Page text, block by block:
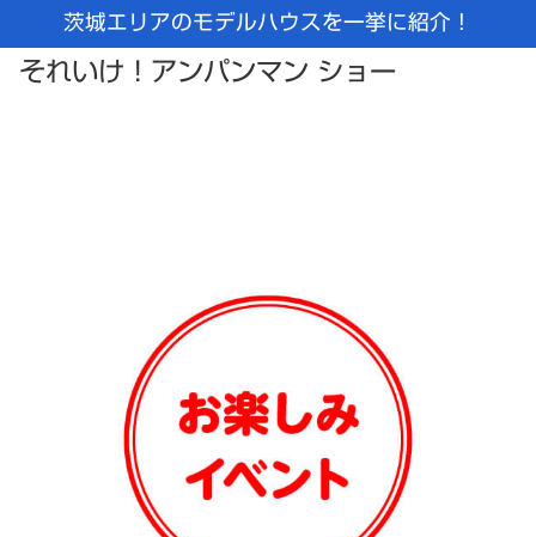
茨城エリアのモデルハウスを一挙に紹介！
それいけ！アンパンマン ショー